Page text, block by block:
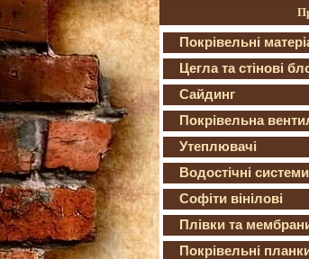
Покрівельні
Цегла та стінові
Сайдинг
Покрівельна
Утеплювачі
Водостічні системи
Софіти вінілові
Плівки та
Покрівельні